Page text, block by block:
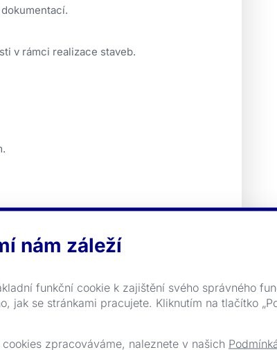
nám záleží
funkční cookie k zajištění svého správného
jak se stránkami pracujete. Kliknutím na tlačítko
zpracováváme, naleznete v našich
v rámci realizace staveb.
společnosti a realizovaných projektů.